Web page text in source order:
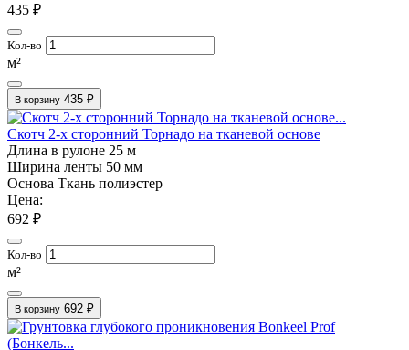
435 ₽
Кол-во
м²
В корзину 435 ₽
Скотч 2-х сторонний Торнадо на тканевой основе
Длина в рулоне 25 м
Ширина ленты 50 мм
Основа Ткань полиэстер
Цена:
692 ₽
Кол-во
м²
В корзину 692 ₽